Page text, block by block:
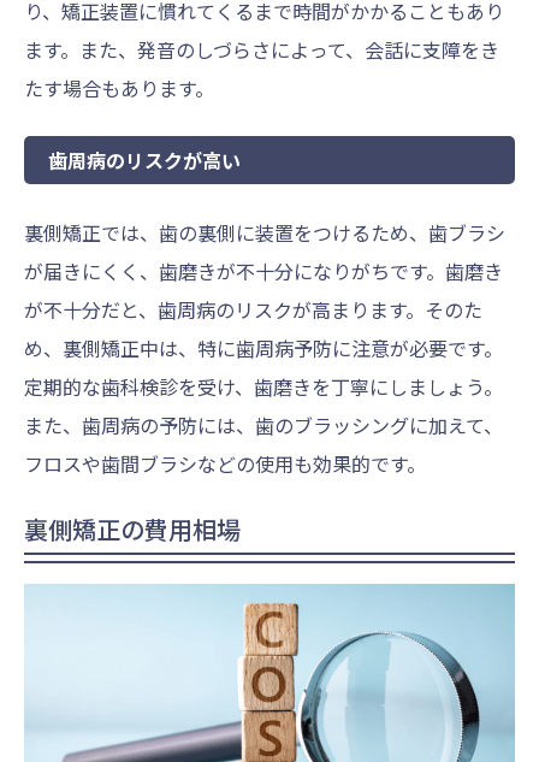
り、矯正装置に慣れてくるまで時間がかかることもあり
ます。また、発音のしづらさによって、会話に支障をき
たす場合もあります。
歯周病のリスクが高い
裏側矯正では、歯の裏側に装置をつけるため、歯ブラシ
が届きにくく、歯磨きが不十分になりがちです。歯磨き
が不十分だと、歯周病のリスクが高まります。そのた
め、裏側矯正中は、特に歯周病予防に注意が必要です。
定期的な歯科検診を受け、歯磨きを丁寧にしましょう。
また、歯周病の予防には、歯のブラッシングに加えて、
フロスや歯間ブラシなどの使用も効果的です。
裏側矯正の費用相場